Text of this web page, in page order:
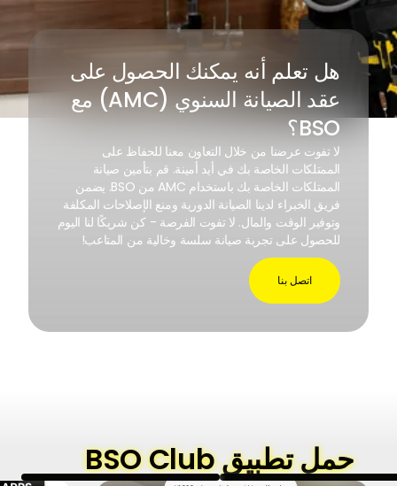
هل تعلم أنه يمكنك الحصول على
عقد الصيانة السنوي (AMC) مع
BSO؟
لا تفوت عرضنا من خلال التعاون معنا للحفاظ على
الممتلكات الخاصة بك في أيد أمينة. قم بتأمين صيانة
الممتلكات الخاصة بك باستخدام AMC من BSO. يضمن
فريق الخبراء لدينا الصيانة الدورية ومنع الإصلاحات المكلفة
وتوفير الوقت والمال. لا تفوت الفرصة - كن شريكًا لنا اليوم
للحصول على تجربة صيانة سلسة وخالية من المتاعب!
اتصل بنا
حمل تطبيق BSO Club